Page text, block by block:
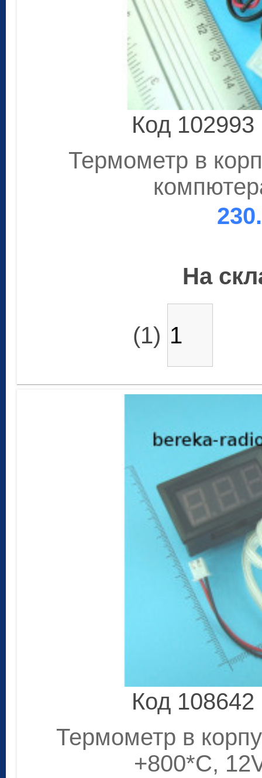
Код 102993
Термометр в
На
(1)
Код 108642
Термометр в
+800*C,